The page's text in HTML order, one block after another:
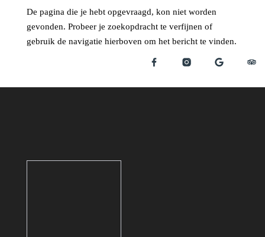
De pagina die je hebt opgevraagd, kon niet worden
gevonden. Probeer je zoekopdracht te verfijnen of
gebruik de navigatie hierboven om het bericht te vinden.